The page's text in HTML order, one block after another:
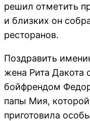
решил отметить
и близких он
ресторанов.
Поздравить
жена Рита
бойфрендом
папы Мия,
приготовила